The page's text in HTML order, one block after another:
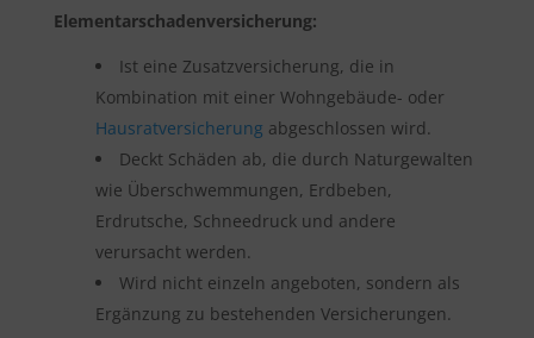
Elementarschadenversicherung:
Ist eine Zusatzversicherung, die in
Kombination mit einer Wohngebäude- oder
Hausratversicherung abgeschlossen wird.
Deckt Schäden ab, die durch Naturgewalten
wie Überschwemmungen, Erdbeben,
Erdrutsche, Schneedruck und andere
verursacht werden.
Wird nicht einzeln angeboten, sondern als
Ergänzung zu bestehenden Versicherungen.